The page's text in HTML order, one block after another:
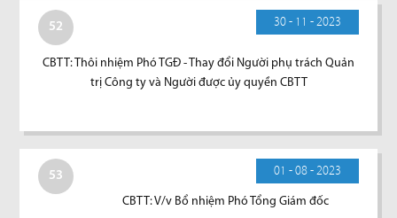
52 30 - 11 - 2023
CBTT: Thôi nhiệm Phó TGĐ - Thay đổi Người phụ trách Quản
trị Công ty và Người được ủy quyền CBTT
53 01 - 08 - 2023
CBTT: V/v Bổ nhiệm Phó Tổng Giám đốc